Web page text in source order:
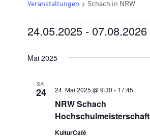
Veranstaltungen Schach in NRW
VERANSTALTUNGEN
24.05.2025 - 07.08.2026
wählen.
Mai 2025
SA.
24
NRW Schach
Hochschulmeisterschaft
24. Mai 2025 @ 9:30 - 17:45
KulturCafé